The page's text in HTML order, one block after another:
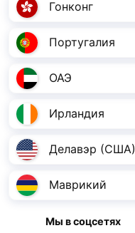
Гонконг
Португалия
ОАЭ
Ирландия
Делавэр (США)
Маврикий
Мы в соцсетях